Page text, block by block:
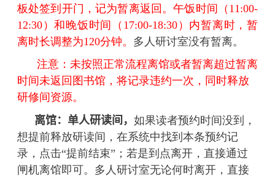
板处签到开门，记为暂离返回。午饭时间（11:00-
12:30）和晚饭时间（17:00-18:30）内暂离时，暂
离时长调整为120分钟。 多人研讨室没有暂离。
注意：未按照正常流程离馆或者暂离超过暂离
时间未返回图书馆，将记录违约一次，同时释放
研修间资源。
离馆： 单人研读间， 如果读者预约时间没到，
想提前释放研读间，在系统中找到本条预约记
录，点击“提前结束”；若是到点离开，直接通过
闸机离馆即可。多人研讨室无论何时离开，直接